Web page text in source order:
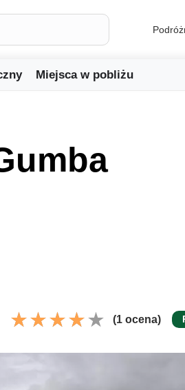
Miejsca w pobliżu
(1 ocena)